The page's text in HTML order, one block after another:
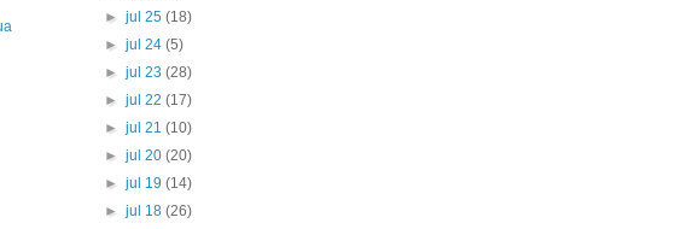
► jul 25 (18)
► jul 24 (5)
► jul 23 (28)
► jul 22 (17)
► jul 21 (10)
► jul 20 (20)
► jul 19 (14)
► jul 18 (26)